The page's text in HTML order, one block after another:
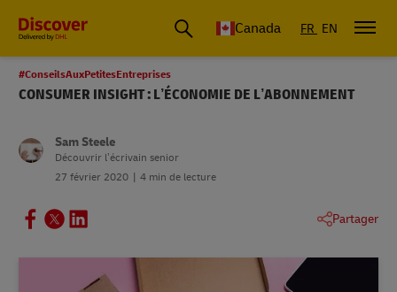
Canada FR EN
#ConseilsAuxPetitesEntreprises
CONSUMER INSIGHT : L’ÉCONOMIE DE L’ABONNEMENT
Sam Steele
Découvrir l’écrivain senior
27 février 2020
4 min de lecture
Partager